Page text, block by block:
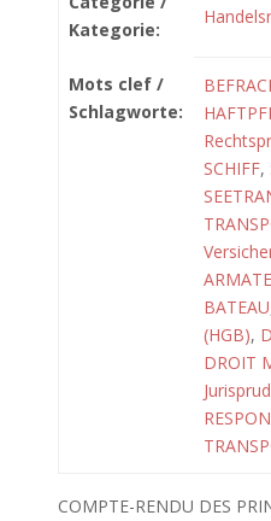
Kategorie:
Mots clef /
Schlagworte:
SCHIFF,
BATEAU
(HGB),
DROIT
COMPTE-RENDU DES